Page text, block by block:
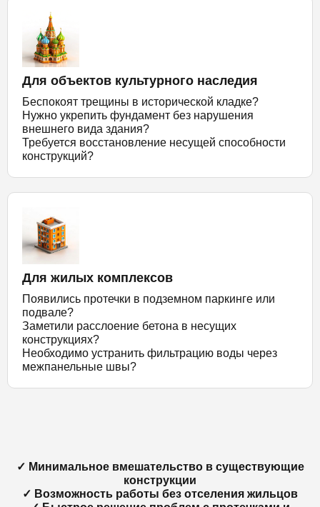
Для объектов культурного наследия
Беспокоят трещины в исторической кладке?
Нужно укрепить фундамент без нарушения
внешнего вида здания?
Требуется восстановление несущей способности
конструкций?
Для жилых комплексов
Появились протечки в подземном паркинге или
подвале?
Заметили расслоение бетона в несущих
конструкциях?
Необходимо устранить фильтрацию воды через
межпанельные швы?
✓ Минимальное вмешательство в существующие
конструкции
✓ Возможность работы без отселения жильцов